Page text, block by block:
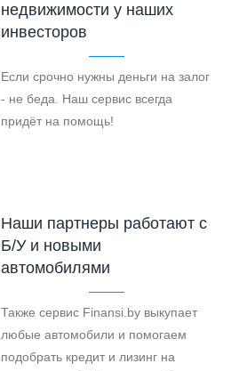
недвижимости у наших
инвесторов
Если срочно нужны деньги на залог
- не беда. Наш сервис всегда
придёт на помощь!
Наши партнеры работают с
Б/У и новыми
автомобилями
Также сервис Finansi.by выкупает
любые автомобили и помогаем
подобрать кредит и лизинг на